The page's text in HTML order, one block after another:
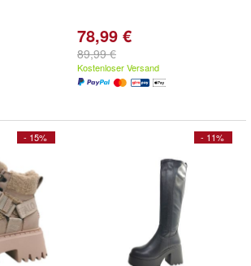
78,99 €
89,99 €
Kostenloser Versand
- 15% - 11%